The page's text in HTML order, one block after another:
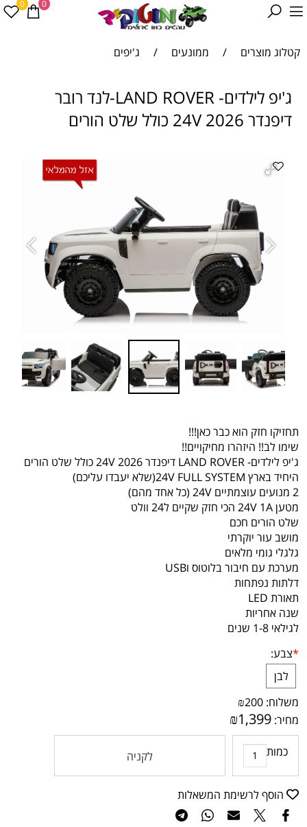
0 0
קטלוג מוצרים / ממונעים / ג'יפים
ג'יפ לילדים- LAND ROVER-לנד רובר
דיפנדר 24V 2026 כולל שלט הורים
תחזיקו חזק הוא כבר כאן!!!
שימו לב!! היזהרו מחיקויים!!
ג'יפ לילדים- LAND ROVER דיפנדר 24V 2026 כולל שלט הורים
היחיד בארץ 24V FULL SYSTEM(שלא יעבדו עליכם)
2 מנועים עוצמתיים 24V (כל אחד מהם)
מטען 24V 1A הכי חזק שקיים ל24 וולט
שלט הורים חכם
מושב עור יוקרתי
גלגלי גומי מלאים
מערכת עם חיבור בלוטוס וUSB
דלתות נפתחות
תאורת LED
שנה אחריות
לגילאי 1-8 שנים
*צבע:
לבן
משלוח:
₪200
מחיר:
₪1,399
כמות לקניה
הוסף לרשימת המשאלות